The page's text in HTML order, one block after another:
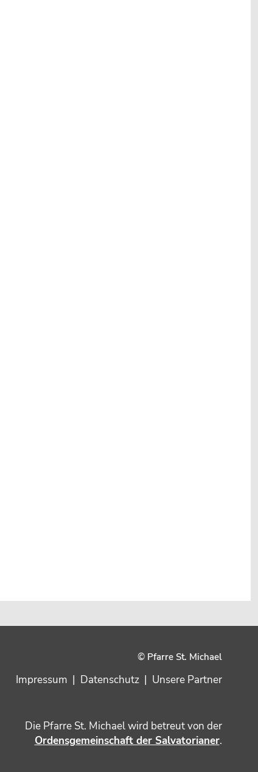
© Pfarre St. Michael
Impressum | Datenschutz| Unsere Partner
Die Pfarre St. Michael wird betreut von der
Ordensgemeinschaft der Salvatorianer.